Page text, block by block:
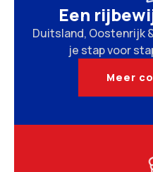
Een
Duitsland, Oostenrijk
je stap voor
Meer